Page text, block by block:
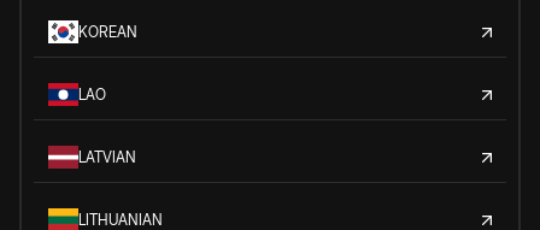
KOREAN
LAO
LATVIAN
LITHUANIAN